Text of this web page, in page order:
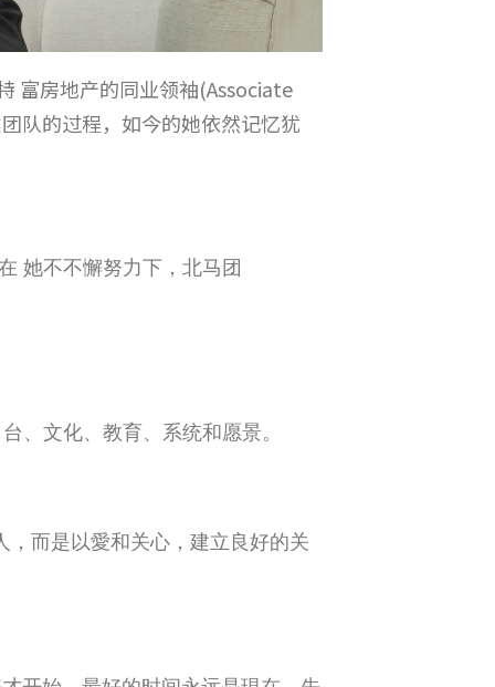
富房地产的同业领袖(Associate
队的过程，如今的她依然记忆犹
她不不懈努力下，北马团
、文化、教育、系统和愿景。
，而是以愛和关心，建立良好的关